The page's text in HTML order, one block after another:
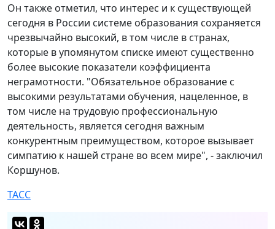
Он также отметил, что интерес и к существующей
сегодня в России системе образования сохраняется
чрезвычайно высокий, в том числе в странах,
которые в упомянутом списке имеют существенно
более высокие показатели коэффициента
неграмотности. "Обязательное образование с
высокими результатами обучения, нацеленное, в
том числе на трудовую профессиональную
деятельность, является сегодня важным
конкурентным преимуществом, которое вызывает
симпатию к нашей стране во всем мире", - заключил
Коршунов.
ТАСС